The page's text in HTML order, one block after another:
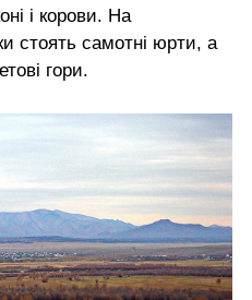
і корови. На
стоять самотні юрти, а
гори.